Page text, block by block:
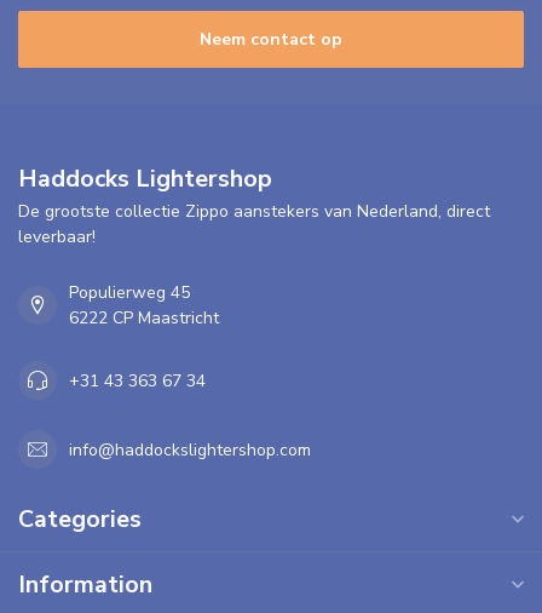
Neem contact op
Haddocks Lightershop
De grootste collectie Zippo aanstekers van Nederland, direct
leverbaar!
Populierweg 45
6222 CP Maastricht
+31 43 363 67 34
info@haddockslightershop.com
Categories
Information